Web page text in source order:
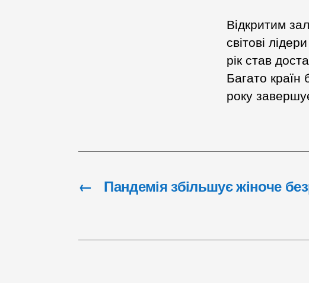
Відкритим
світові
рік став
Багато країн
року
← Пандемія збільшує жіноче